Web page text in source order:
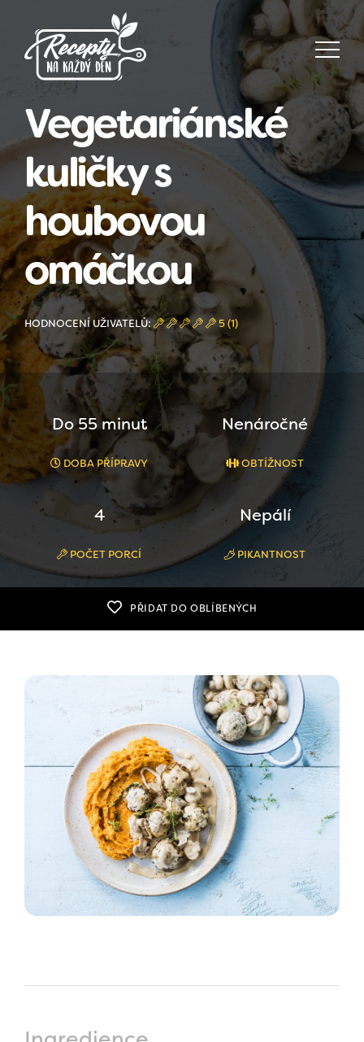
Vegetariánské
kuličky s
houbovou
omáčkou
HODNOCENÍ UŽIVATELŮ: 5 (1)
Do 55 minut
DOBA PŘÍPRAVY
Nenáročné
OBTÍŽNOST
4
POČET PORCÍ
Nepálí
PIKANTNOST
PŘIDAT DO OBLÍBENÝCH